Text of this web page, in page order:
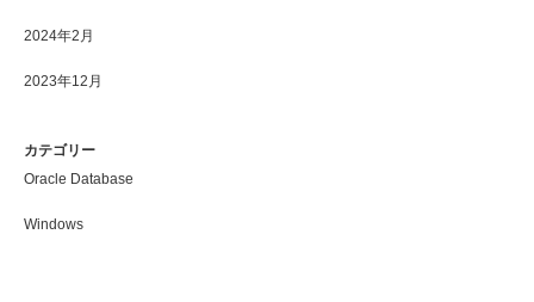
2024年2月
2023年12月
カテゴリー
Oracle Database
Windows